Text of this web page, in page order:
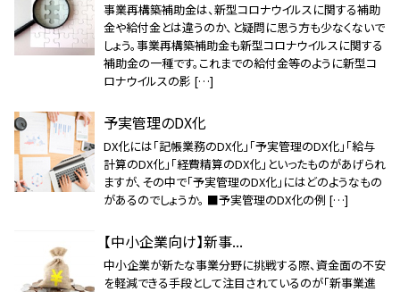
事業再構築補助金は、新型コロナウイルスに関する補助
金や給付金とは違うのか、と疑問に思う方も少なくないで
しょう。事業再構築補助金も新型コロナウイルスに関する
補助金の一種です。これまでの給付金等のように新型コ
ロナウイルスの影 […]
予実管理のDX化
DX化には「記帳業務のDX化」「予実管理のDX化」「給与
計算のDX化」「経費精算のDX化」といったものがあげられ
ますが、その中で「予実管理のDX化」にはどのようなもの
があるのでしょうか。 ■予実管理のDX化の例 […]
【中小企業向け】新事...
中小企業が新たな事業分野に挑戦する際、資金面の不安
を軽減できる手段として注目されているのが「新事業進